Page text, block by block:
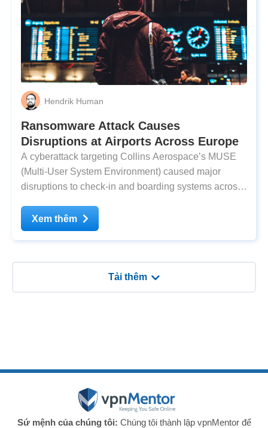
Hendrik Human
Ransomware Attack Causes
Disruptions at Airports Across Europe
A cyberattack targeting Collins Aerospace’s MUSE
(Multi-User System Environment) caused major
disruptions to check-in and boarding systems across
the UK, Germany, Belgium, Ireland, and other
countries as travelers were left unable to check in,
Xem thêm
Tải thêm
Sứ mệnh của chúng tôi: Chúng tôi thành lập vpnMentor để